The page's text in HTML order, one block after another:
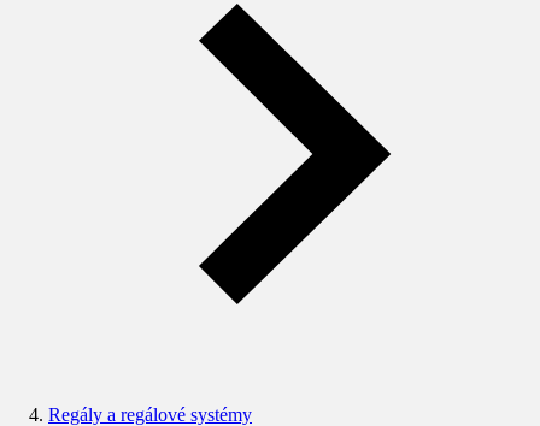
Regály a regálové systémy